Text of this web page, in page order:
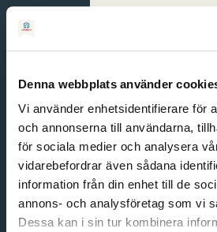
Denna webbplats använder
Vi använder enhetsidentifierare för
och annonserna till användarna,
för sociala medier och analysera
vidarebefordrar även sådana
information från din enhet till de
annons- och analysföretag som vi
Dessa kan i sin tur kombinera